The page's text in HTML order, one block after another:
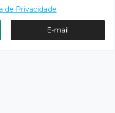
de Privacidade
E-mail